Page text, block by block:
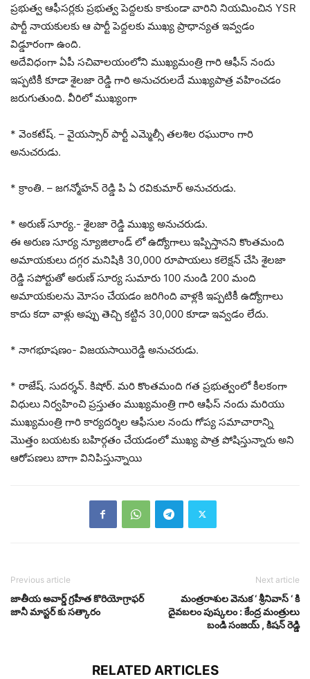
ప్రభుత్వ ఆఫీసర్లకు ప్రభుత్వ పెద్దలకు కాకుండా వారిని నియమించిన YSR
పార్టీ నాయకులకు ఆ పార్టీ పెద్దలకు ముఖ్య ప్రాధాన్యత ఇవ్వడం
విడ్డూరంగా ఉంది.
అదేవిధంగా ఏపీ సచివాలయంలోని ముఖ్యమంత్రి గారి ఆఫీస్ నందు
ఇప్పటికీ కూడా శైలజా రెడ్డి గారి అనుచరులదే ముఖ్యపాత్ర వహించడం
జరుగుతుంది. వీరిలో ముఖ్యంగా
* వెంకటేష్. – వైయస్సార్ పార్టీ ఎమ్మెల్సీ తలశిల రఘురాం గారి
అనుచరుడు.
* క్రాంతి. – జగన్మోహన్ రెడ్డి పి ఏ రవికుమార్ అనుచరుడు.
* అరుణ్ సూర్య.- శైలజా రెడ్డి ముఖ్య అనుచరుడు.
ఈ అరుణ సూర్య న్యూజిలాండ్ లో ఉద్యోగాలు ఇప్పిస్తానని కొంతమంది
అమాయకులు దగ్గర మనిషికి 30,000 రూపాయలు కలెక్షన్ చేసి శైలజా
రెడ్డి సపోర్టుతో అరుణ్ సూర్య సుమారు 100 నుండి 200 మంది
అమాయకులను మోసం చేయడం జరిగింది వాళ్లకి ఇప్పటికీ ఉద్యోగాలు
కాదు కదా వాళ్లు అప్పు తెచ్చి కట్టిన 30,000 కూడా ఇవ్వడం లేదు.
* నాగభూషణం- విజయసాయిరెడ్డి అనుచరుడు.
* రాజేష్. సుదర్శన్. కిషోర్. మరి కొంతమంది గత ప్రభుత్వంలో కీలకంగా
విధులు నిర్వహించి ప్రస్తుతం ముఖ్యమంత్రి గారి ఆఫీస్ నందు మరియు
ముఖ్యమంత్రి గారి కార్యదర్శిల ఆఫీసుల నందు గోప్య సమాచారాన్ని
మొత్తం బయటకు బహిర్గతం చేయడంలో ముఖ్య పాత్ర పోషిస్తున్నారు అని
ఆరోపణలు బాగా వినిపిస్తున్నాయి
Previous article
జాతీయ అవార్డ్ గ్రహీత కొరియోగ్రాఫర్
జానీ మాస్టర్ కు సత్కారం
Next article
మంత్రరాశుల వెనుక ‘ శ్రీనివాస్ ‘ కి
దైవబలం పుష్కలం : కేంద్ర మంత్రులు
బండి సంజయ్ , కిషన్ రెడ్డి
RELATED ARTICLES